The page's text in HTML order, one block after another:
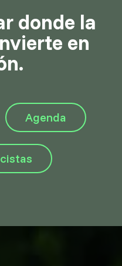
donde la
en
Agenda